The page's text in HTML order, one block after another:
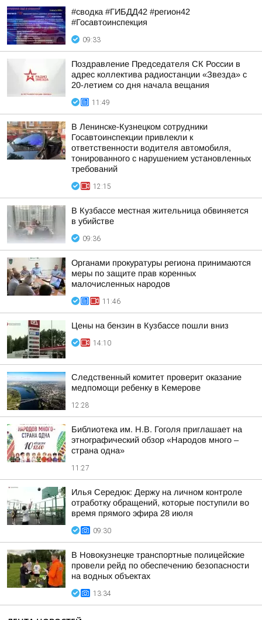
#сводка #ГИБДД42 #регион42
#Госавтоинспекция
09:33
Поздравление Председателя СК России в
адрес коллектива радиостанции «Звезда» с
20-летием со дня начала вещания
11:49
В Ленинске-Кузнецком сотрудники
Госавтоинспекции привлекли к
ответственности водителя автомобиля,
тонированного с нарушением установленных
требований
12:15
В Кузбассе местная жительница обвиняется
в убийстве
09:36
Органами прокуратуры региона принимаются
меры по защите прав коренных
малочисленных народов
11:46
Цены на бензин в Кузбассе пошли вниз
14:10
Следственный комитет проверит оказание
медпомощи ребенку в Кемерове
12:28
Библиотека им. Н.В. Гоголя приглашает на
этнографический обзор «Народов много –
страна одна»
11:27
Илья Середюк: Держу на личном контроле
отработку обращений, которые поступили во
время прямого эфира 28 июля
09:30
В Новокузнецке транспортные полицейские
провели рейд по обеспечению безопасности
на водных объектах
13:34